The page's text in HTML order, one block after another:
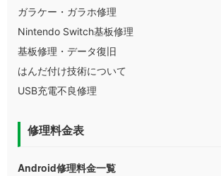
ガラケー・ガラホ修理
Nintendo Switch基板修理
基板修理・データ復旧
はんだ付け技術について
USB充電不良修理
修理料金表
Android修理料金一覧